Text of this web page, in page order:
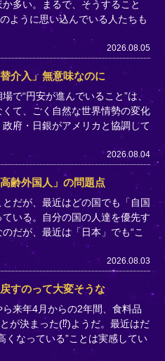
多い。まるで、そうすること
ように思い込んでいる人たちも
2026.08.05
介入」無意味なのに
で“円安が進んでいること”は、
て、ごく自然な世界情勢の変化
府・日銀がアメリカと協調して
2026.08.04
齢外国人」の問題点
だが、最近はどの国でも「自国
いる。自分の国の人達を優先す
だが、最近は「日本」でも“こ
2026.08.03
すのって大変そうな
来年4月からの2年間、食料品
が決まった(⁉)ようだ。最近はだ
くなっている”ことは実感してい